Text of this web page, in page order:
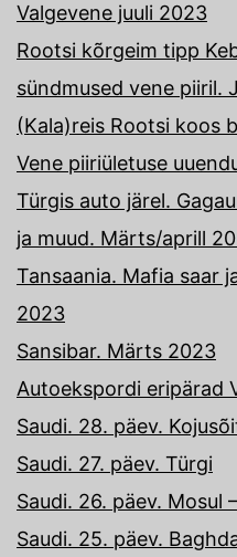
Valgevene juuli 2023
Rootsi kõrgeim tipp
sündmused vene piiril.
(Kala)reis Rootsi koos
Vene piiriületuse
Türgis auto järel.
ja muud. Märts/aprill
Tansaania. Mafia saar
2023
Sansibar. Märts 2023
Autoekspordi eripärad
Saudi. 28. päev.
Saudi. 27. päev. Türgi
Saudi. 26. päev. Mosul
Saudi. 25. päev.